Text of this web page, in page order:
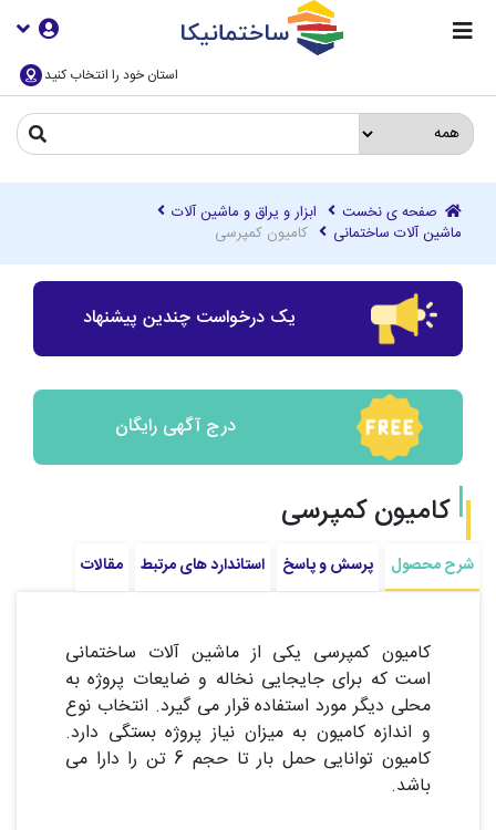
استان خود را انتخاب کنید
صفحه ی نخست
ابزار و یراق و ماشین آلات
ماشین آلات ساختمانی
کامیون کمپرسی
یک درخواست چندین پیشنهاد
درج آگهی رایگان
کامیون کمپرسی
شرح محصول پرسش و پاسخ استاندارد های مرتبط مقالات
کامیون کمپرسی یکی از ماشین آلات ساختمانی
است که برای جایجایی نخاله و ضایعات پروژه به
محلی دیگر مورد استفاده قرار می گیرد. انتخاب نوع
و اندازه کامیون به میزان نیاز پروژه بستگی دارد.
کامیون توانایی حمل بار تا حجم 6 تن را دارا می
باشد.